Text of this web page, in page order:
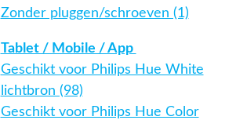
Zonder pluggen/schroeven (1)
Tablet / Mobile / App
Geschikt voor Philips Hue White
lichtbron (98)
Geschikt voor Philips Hue Color